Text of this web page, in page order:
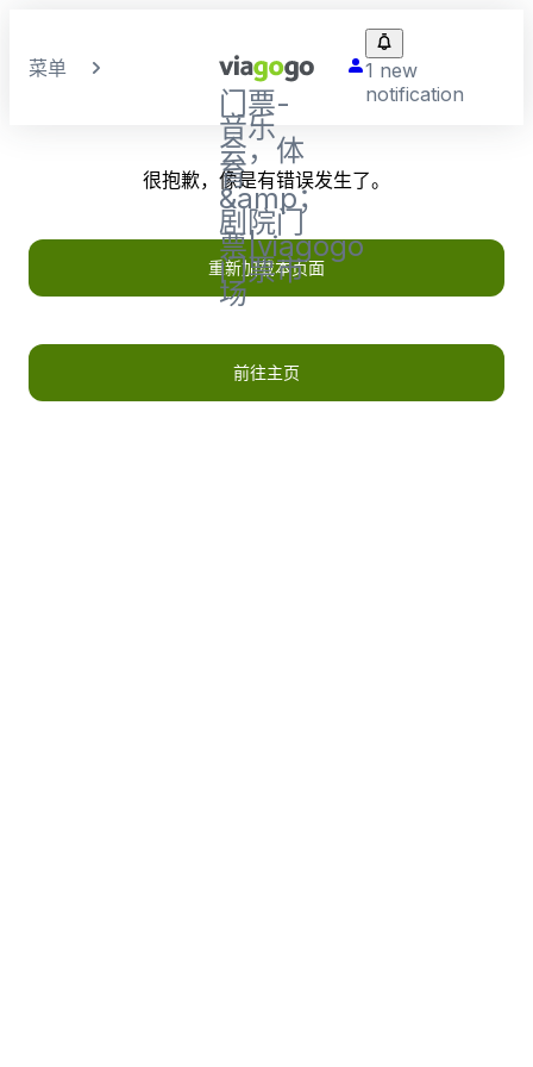
菜单
门票-
音乐
会，体
育
&amp；
剧院门
票|viagogo
门票市
场
1 new
notification
很抱歉，像是有错误发生了。
重新加载本页面
前往主页